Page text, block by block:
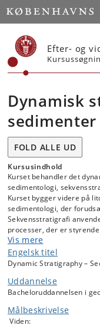
Start
Efter- og
Dynamisk
FOLD ALLE UD
Kursusindhold
Kurset behandler det
sedimentologi,
Kurset bygger videre på
sedimentologi, der
Sekvensstratigrafi
processer, der er
sedimentære lagfølger
seismisk tolkning og
Undervisningen indledes
Vulkaner, magmaer og
Observationer fra
undervisning. Resten af
forelæsninger og øvelser.
Vis mere
Engelsk titel
Dynamic Stratigraphy –
Uddannelse
Bacheloruddannelsen i
Målbeskrivelse
Viden: